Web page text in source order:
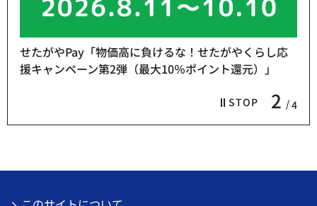
STOP 2 4
せたがやPay「物価高に負けるな！せたがやくらし応
援キャンペーン第2弾（最大10％ポイント還元）」